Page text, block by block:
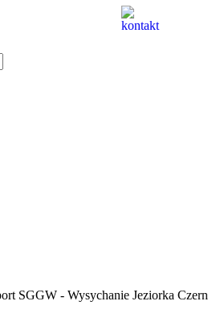
SGGW - Wysychanie Jeziorka